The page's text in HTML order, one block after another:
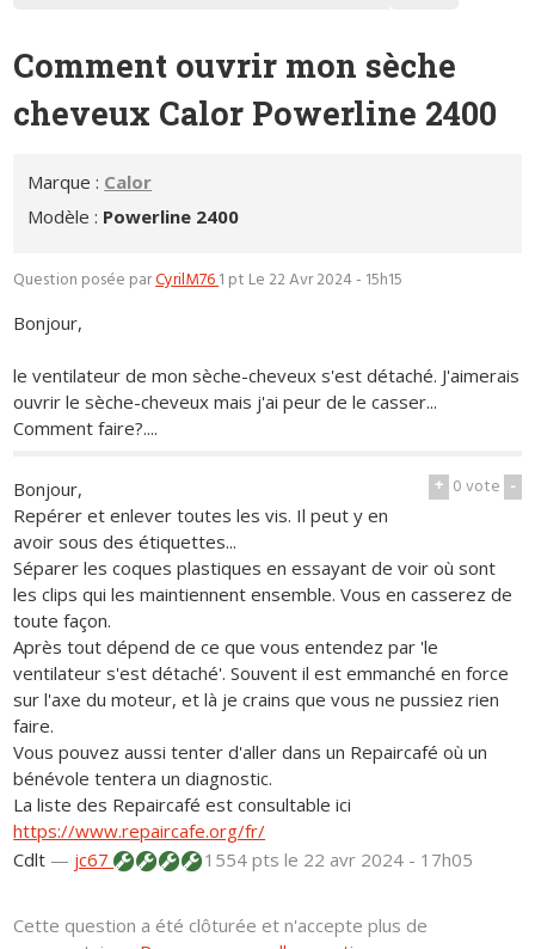
Comment ouvrir mon sèche
cheveux Calor Powerline 2400
Marque : Calor
Modèle : Powerline 2400
Question posée parCyrilM761 pt Le 22 Avr 2024 - 15h15
Bonjour,
le ventilateur de mon sèche-cheveux s'est détaché. J'aimerais
ouvrir le sèche-cheveux mais j'ai peur de le casser...
Comment faire?....
+ 0vote -
Bonjour,
Repérer et enlever toutes les vis. Il peut y en
avoir sous des étiquettes...
Séparer les coques plastiques en essayant de voir où sont
les clips qui les maintiennent ensemble. Vous en casserez de
toute façon.
Après tout dépend de ce que vous entendez par 'le
ventilateur s'est détaché'. Souvent il est emmanché en force
sur l'axe du moteur, et là je crains que vous ne pussiez rien
faire.
Vous pouvez aussi tenter d'aller dans un Repaircafé où un
bénévole tentera un diagnostic.
La liste des Repaircafé est consultable ici
https://www.repaircafe.org/fr/
Cdlt — jc67 1554 ptsle 22 avr 2024 - 17h05
Cette question a été clôturée et n'accepte plus de